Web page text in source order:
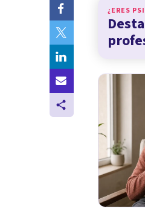
¿ERES